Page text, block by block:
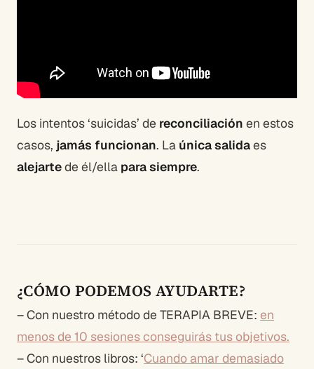
Los intentos ‘suicidas’ de reconciliación en estos
casos, jamás funcionan. La única salidaes
alejartede él/ella para siempre.
¿CÓMO PODEMOS AYUDARTE?
– Con nuestro método de TERAPIA BREVE: en
menos de 10 sesiones conseguirás tus objetivos.
– Con nuestros libros: ‘Cuando amar demasiado